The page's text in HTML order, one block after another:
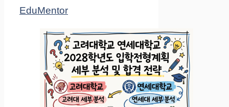
EduMentor